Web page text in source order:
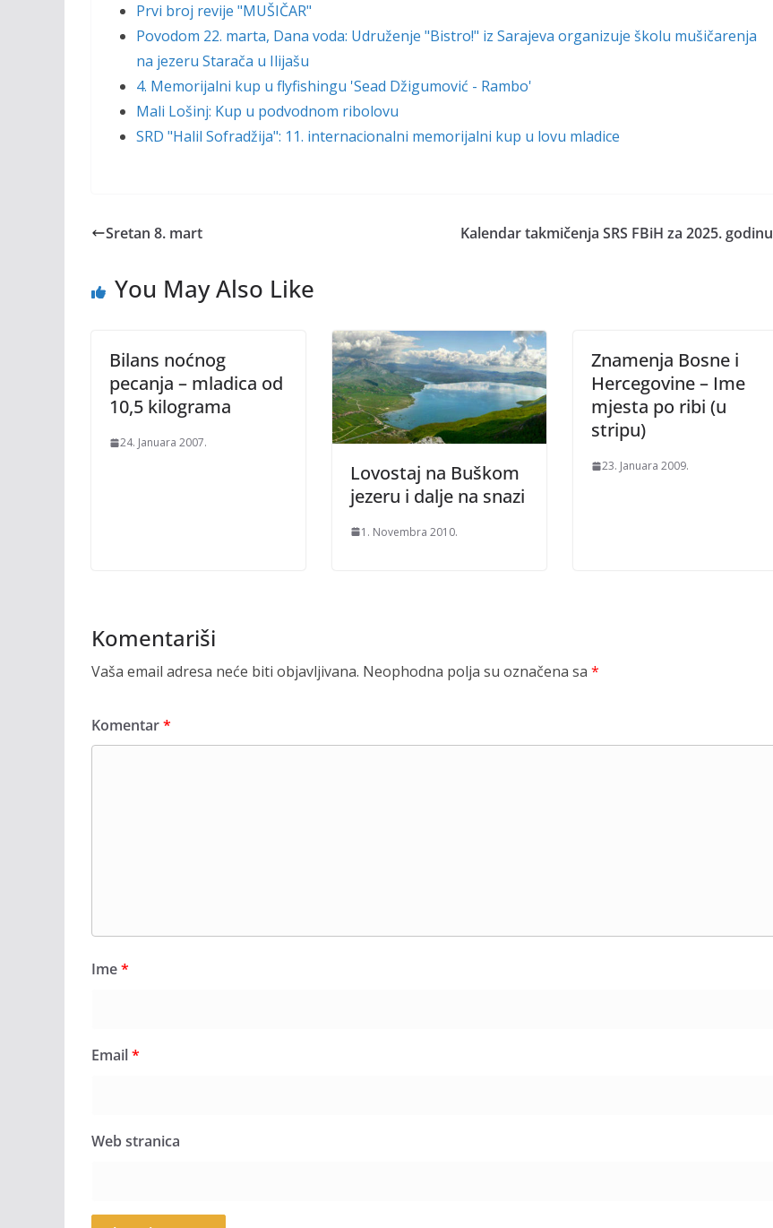
Prvi broj revije "MUŠIČAR"
Povodom 22. marta, Dana voda: Udruženje "Bistro!" iz Sarajeva organizuje školu mušičarenja
na jezeru Starača u Ilijašu
4. Memorijalni kup u flyfishingu 'Sead Džigumović - Rambo'
Mali Lošinj: Kup u podvodnom ribolovu
SRD "Halil Sofradžija": 11. internacionalni memorijalni kup u lovu mladice
Sretan 8. mart Kalendar takmičenja SRS FBiH za 2025. godinu
You May Also Like
Bilans noćnog
pecanja – mladica od
10,5 kilograma
24. Januara 2007.
Lovostaj na Buškom
jezeru i dalje na snazi
1. Novembra 2010.
Znamenja Bosne i
Hercegovine – Ime
mjesta po ribi (u
stripu)
23. Januara 2009.
Komentariši
Vaša email adresa neće biti objavljivana. Neophodna polja su označena sa *
Komentar*
Ime*
Email*
Web stranica